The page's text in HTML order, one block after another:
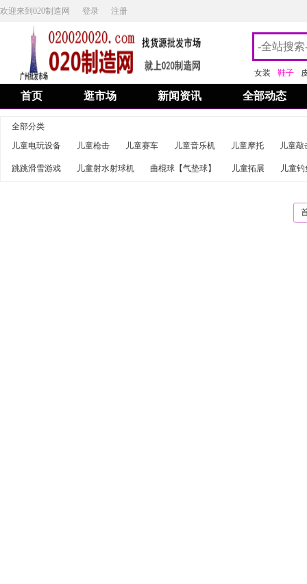
欢迎来到020制造网 登录 注册
女装 鞋子
首页 逛市场 新闻资讯 全部动态
全部分类
儿童电玩设备
儿童枪击 儿童赛车 儿童音乐机 儿童摩托 儿童敲
跳跳滑雪游戏 儿童射水射球机 曲棍球【气垫球】 儿童拓展 儿童